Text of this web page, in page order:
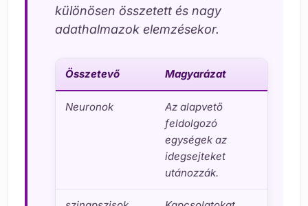
különösen összetett és nagy
adathalmazok elemzésekor.
Összetevő Magyarázat
Neuronok
Az alapvető
feldolgozó
egységek az
idegsejteket
utánozzák.